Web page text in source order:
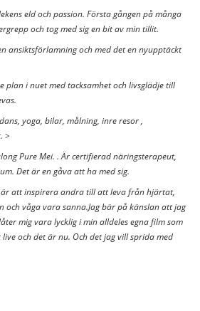
eld och passion. Första gången på många
och tog med sig en bit av min tillit.
ansiktsförlamning och med det en nyupptäckt
plan i nuet med tacksamhet och livsglädje till
yoga, bilar, målning, inre resor ,
>
Pure Mei. . Är certifierad näringsterapeut,
Det är en gåva att ha med sig.
är att inspirera andra till att leva från hjärtat,
och våga vara sanna.Jag bär på känslan att jag
mig vara lycklig i min alldeles egna film som
och det är nu. Och det jag vill sprida med